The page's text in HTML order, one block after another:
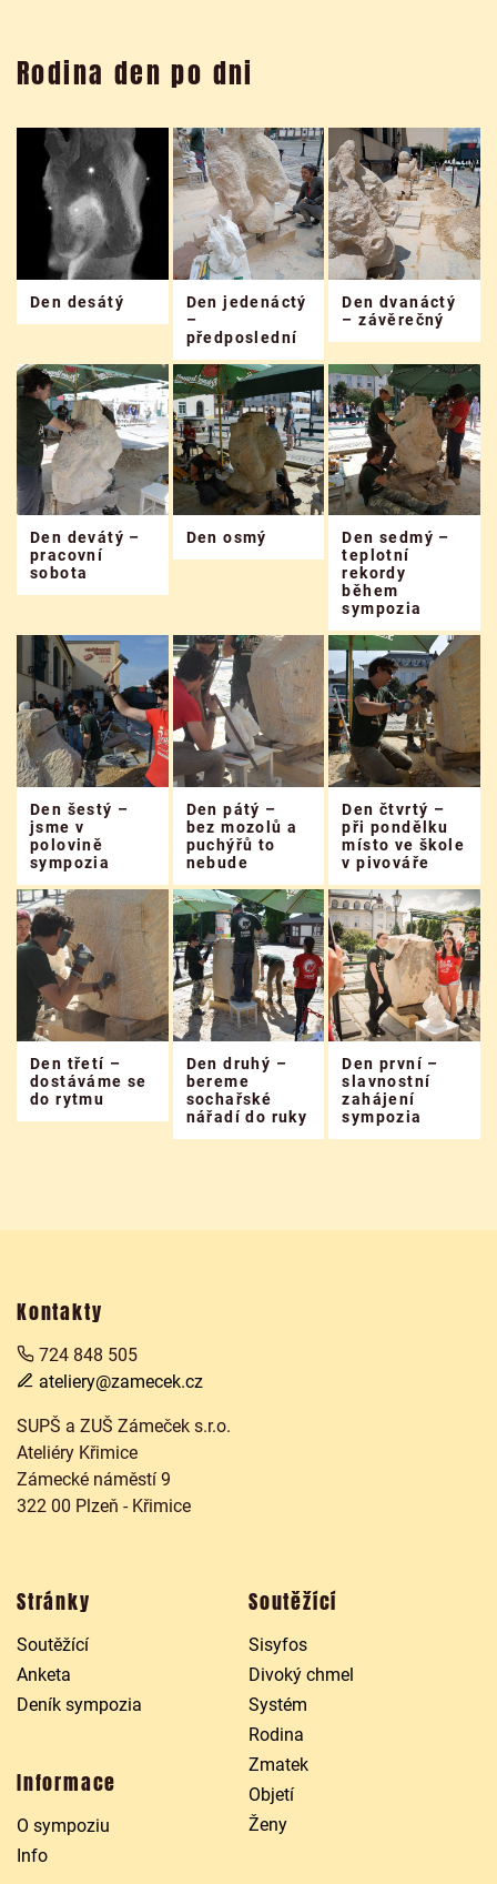
Rodina den po dni
Den desátý
Den jedenáctý
–
předposlední
Den dvanáctý
– závěrečný
Den devátý –
pracovní
sobota
Den osmý
Den sedmý –
teplotní
rekordy
během
sympozia
Den šestý –
jsme v
polovině
sympozia
Den pátý –
bez mozolů a
puchýřů to
nebude
Den čtvrtý –
při pondělku
místo ve škole
v pivováře
Den třetí –
dostáváme se
do rytmu
Den druhý –
bereme
sochařské
nářadí do ruky
Den první –
slavnostní
zahájení
sympozia
Kontakty
724 848 505
ateliery@zamecek.cz
SUPŠ a ZUŠ Zámeček s.r.o.
Ateliéry Křimice
Zámecké náměstí 9
322 00 Plzeň - Křimice
Stránky
Soutěžící
Anketa
Deník sympozia
Informace
O sympoziu
Info
Soutěžící
Sisyfos
Divoký chmel
Systém
Rodina
Zmatek
Objetí
Ženy